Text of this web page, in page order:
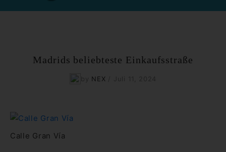
Madrids beliebteste Einkaufsstraße
NEX
Calle Gran Vía